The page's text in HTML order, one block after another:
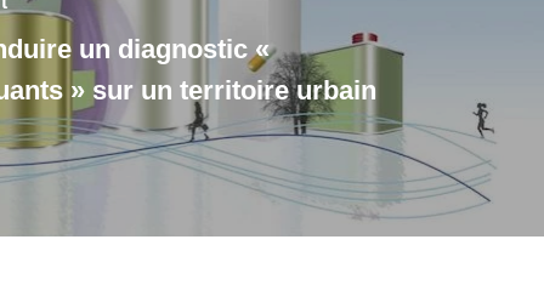
un diagnostic «
» sur un territoire urbain